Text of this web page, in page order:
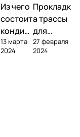
Из чего
состоит
кондиц
ионер?
13 марта
2024
Прокладк
а трассы
для
кондицио
нера
27 февраля
2024